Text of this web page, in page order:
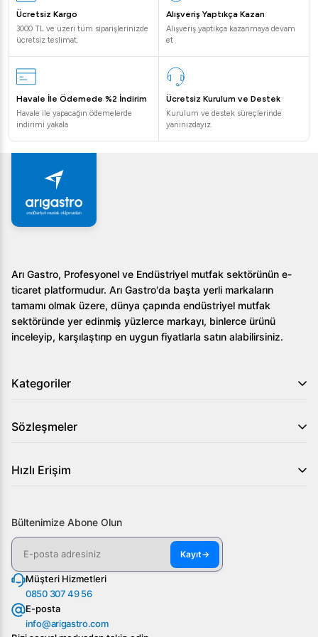
Ücretsiz Kargo
3000 TL ve üzeri tüm siparişlerinizde
ücretsiz teslimat.
Alışveriş Yaptıkça Kazan
Alışveriş yaptıkça kazanmaya devam
et
Havale İle Ödemede %2 İndirim
Havale ile yapacağın ödemelerde
indirimi yakala
Ücretsiz Kurulum ve Destek
Kurulum ve destek süreçlerinde
yanınızdayız.
Arı Gastro, Profesyonel ve Endüstriyel mutfak sektörünün e-
ticaret platformudur. Arı Gastro'da başta yerli markaların
tamamı olmak üzere, dünya çapında endüstriyel mutfak
sektöründe yer edinmiş yüzlerce markayı, binlerce ürünü
inceleyip, karşılaştırıp en uygun fiyatlarla satın alabilirsiniz.
Kategoriler
Sözleşmeler
Hızlı Erişim
Bültenimize Abone Olun
Kayıt→
Müşteri Hizmetleri
0850 307 49 56
E-posta
info@arigastro.com